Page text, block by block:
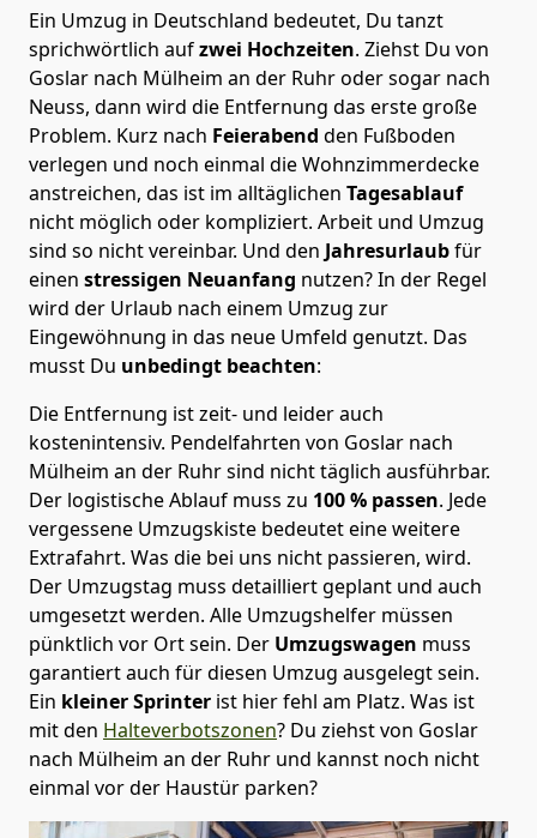
Ein Umzug in Deutschland bedeutet, Du tanzt
sprichwörtlich aufzwei Hochzeiten. Ziehst Du von
Goslar nach Mülheim an der Ruhr oder sogar nach
Neuss, dann wird die Entfernung das erste große
Problem. Kurz nach Feierabend den Fußboden
verlegen und noch einmal die Wohnzimmerdecke
anstreichen, das ist im alltäglichen Tagesablauf
nicht möglich oder kompliziert. Arbeit und Umzug
sind so nicht vereinbar. Und den Jahresurlaubfür
einen stressigen Neuanfang nutzen? In der Regel
wird der Urlaub nach einem Umzug zur
Eingewöhnung in das neue Umfeld genutzt. Das
musst Du unbedingt beachten:
Die Entfernung ist zeit- und leider auch
kostenintensiv. Pendelfahrten von Goslar nach
Mülheim an der Ruhr sind nicht täglich ausführbar.
Der logistische Ablauf muss zu 100 % passen. Jede
vergessene Umzugskiste bedeutet eine weitere
Extrafahrt. Was die bei uns nicht passieren, wird.
Der Umzugstag muss detailliert geplant und auch
umgesetzt werden. Alle Umzugshelfer müssen
pünktlich vor Ort sein. Der Umzugswagen muss
garantiert auch für diesen Umzug ausgelegt sein.
Ein kleiner Sprinter ist hier fehl am Platz. Was ist
mit den Halteverbotszonen? Du ziehst von Goslar
nach Mülheim an der Ruhr und kannst noch nicht
einmal vor der Haustür parken?